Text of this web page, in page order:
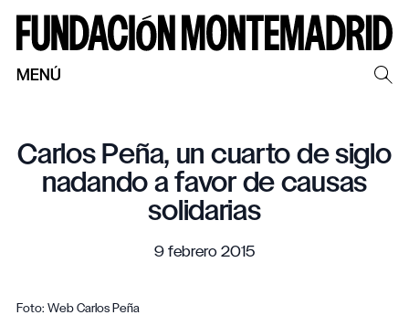
MENÚ
Carlos Peña, un cuarto de siglo
nadando a favor de causas
solidarias
9 febrero 2015
Foto: Web Carlos Peña